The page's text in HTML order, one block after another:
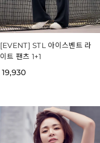
[EVENT] STL 아이스벤트 라
이트 팬츠 1+1
19,930